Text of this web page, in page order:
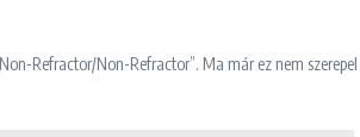
Refractor/Non-Refractor”. Ma már ez nem